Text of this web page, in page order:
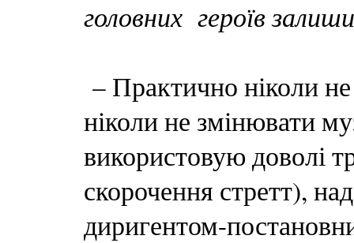
головних героїв
– Практично ніколи
ніколи не змінювати
використовую доволі
скорочення стретт),
диригентом-